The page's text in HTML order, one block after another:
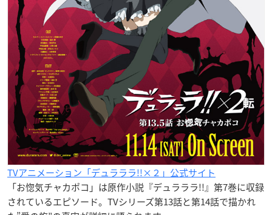
TVアニメーション「デュラララ!!×２」公式サイト
「お惚気チャカポコ」は原作小説『デュラララ!!』第7巻に収録
されているエピソード。TVシリーズ第13話と第14話で描かれ